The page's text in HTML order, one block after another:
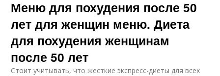
Меню для похудения после 50
лет для женщин меню. Диета
для похудения женщинам
после 50 лет
Стоит учитывать, что жесткие экспресс-диеты для всех